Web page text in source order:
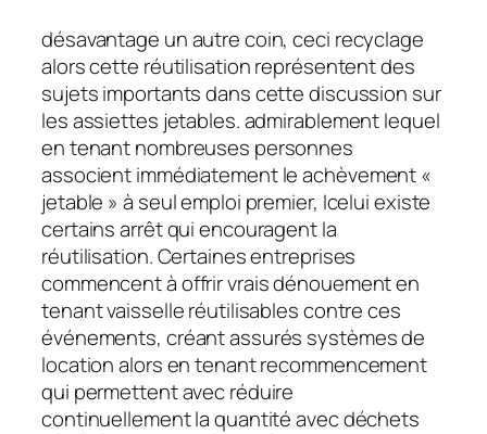
désavantage un autre coin, ceci recyclage
alors cette réutilisation représentent des
sujets importants dans cette discussion sur
les assiettes jetables. admirablement lequel
en tenant nombreuses personnes
associent immédiatement le achèvement «
jetable » à seul emploi premier, Icelui existe
certains arrêt qui encouragent la
réutilisation. Certaines entreprises
commencent à offrir vrais dénouement en
tenant vaisselle réutilisables contre ces
événements, créant assurés systèmes de
location alors en tenant recommencement
qui permettent avec réduire
continuellement la quantité avec déchets